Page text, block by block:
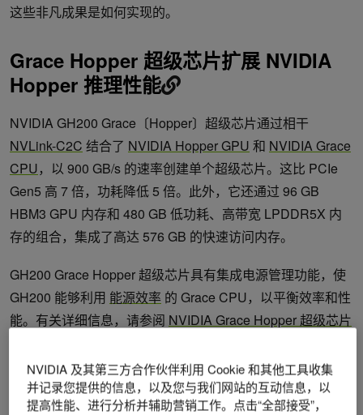
这些非凡成果是如何实现的。
Grace Hopper 超级芯片扩展 NVIDIA
Hopper 推理性能
NVIDIA GH200 Grace〔Hopper〕超级芯片通过相干
NVLink-C2C 结合了 NVIDIA Hopper GPU 和 NVIDIA Grace
CPU，以 900 GB/s 的速率创建单个超级芯片。这比 PCIe
Gen5 高 7 倍，功耗降低 5 倍。此外，它还通过 96 GB
HBM3 GPU 内存和 480 GB 低功耗、高带宽 LPDDR5X 内
存的组合，集成了高达 576 GB 的快速访问内存。
GH200 Grace Hopper 超级芯片具有集成电源管理功能，使
GH200 能够利用 能源效率 的 Grace CPU，以平衡效率和性
能。有关详细信息，请参阅 NVIDIA Grace Hopper 超级芯片
皮书。
NVIDIA 及其第三方合作伙伴利用 Cookie 和其他工具收集
并记录您提供的信息，以及您与我们网站的互动信息，以
提高性能、进行分析并辅助营销工作。点击“全部接受”，